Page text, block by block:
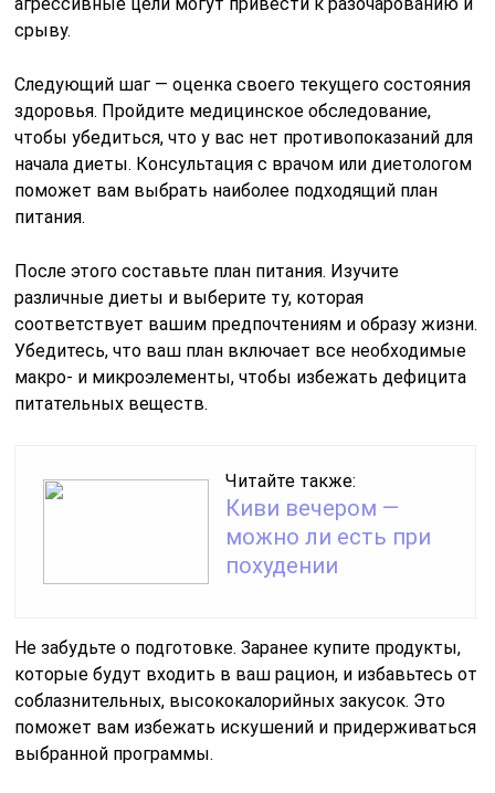
срыву.
Следующий шаг — оценка своего текущего состояния
здоровья. Пройдите медицинское обследование,
чтобы убедиться, что у вас нет противопоказаний для
начала диеты. Консультация с врачом или диетологом
поможет вам выбрать наиболее подходящий план
питания.
После этого составьте план питания. Изучите
различные диеты и выберите ту, которая
соответствует вашим предпочтениям и образу жизни.
Убедитесь, что ваш план включает все необходимые
макро- и микроэлементы, чтобы избежать дефицита
питательных веществ.
Читайте также:
Киви вечером —
можно ли есть при
похудении
Не забудьте о подготовке. Заранее купите продукты,
которые будут входить в ваш рацион, и избавьтесь от
соблазнительных, высококалорийных закусок. Это
поможет вам избежать искушений и придерживаться
выбранной программы.